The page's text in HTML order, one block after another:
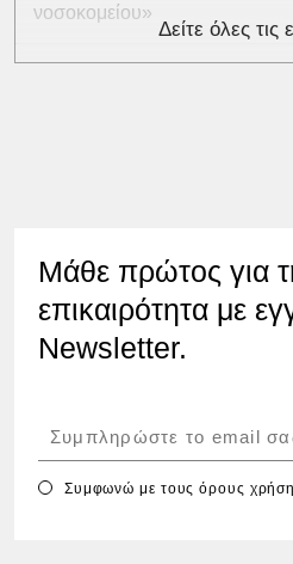
νοσοκομείου»
Δείτε όλες τις
Μάθε πρώτος για
επικαιρότητα με
Newsletter.
Συμφωνώ με τουςόρους